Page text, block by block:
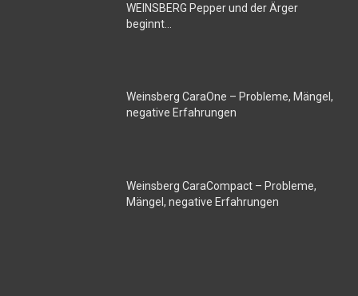
WEINSBERG Pepper und der Ärger
beginnt…
Weinsberg CaraOne – Probleme, Mängel,
negative Erfahrungen
Weinsberg CaraCompact – Probleme,
Mängel, negative Erfahrungen